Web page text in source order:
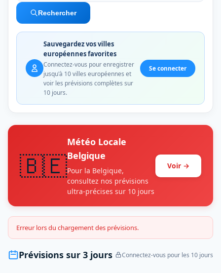
Rechercher
Sauvegardez vos villes
européennes favorites
Connectez-vous pour enregistrer
jusqu'à 10 villes européennes et
voir les prévisions complètes sur
10 jours.
Se connecter
🇧🇪
Météo Locale
Belgique
Pour la Belgique,
consultez nos prévisions
ultra-précises sur 10 jours
Voir →
Erreur lors du chargement des prévisions.
Prévisions sur 3 jours Connectez-vous pour les 10 jours